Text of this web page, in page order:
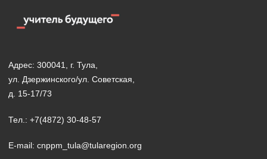
Адрес: 300041, г. Тула,
ул. Дзержинского/ул. Советская,
д. 15-17/73
Тел.: +7(4872) 30-48-57
E-mail: cnppm_tula@tularegion.org